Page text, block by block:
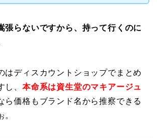
張らないですから、持って行くのに
はディスカウントショップでまとめ
し、 本命系は資生堂のマキアージュ
ら価格もブランド名から推察できる
。